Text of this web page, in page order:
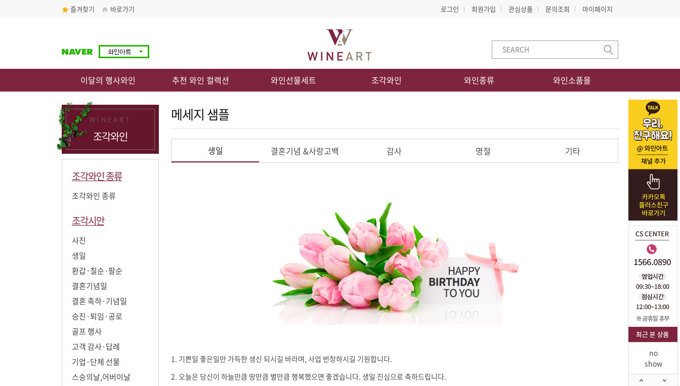
즐겨찾기 바로가기 로그인 회원가입 관심상품 문의조회 마이페이지
no
show
이달의 행사와인 추천 와인 컬렉션 와인선물세트 조각와인 와인종류 와인소품몰
WINEART
조각와인
조각와인 종류
조각와인 종류
조각시안
사진
생일
환갑·칠순·팔순
결혼기념일
결혼 축하·기념일
승진·퇴임·공로
골프 행사
고객 감사·답례
기업·단체 선물
스승의날,어버이날
메세지 샘플
생일 결혼기념 &사랑고백 감사 명절 기타
기쁜일 좋은일만 가득한 생신 되시길 바라며, 사업 번창하시길 기원합니다.
오늘은 당신이 하늘만큼 땅만큼 별만큼 행복했으면 좋겠습니다. 생일 진심으로 축하드립니다.